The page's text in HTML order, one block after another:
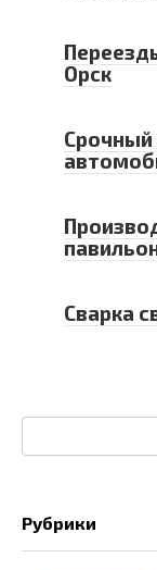
Орск
Сварка
Рубрики